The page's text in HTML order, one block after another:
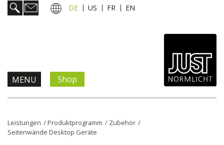
DE US FR EN
MENU
Information & Service
Shop
Leistungen /Produktprogramm / Zubehör /
Seitenwände Desktop Geräte